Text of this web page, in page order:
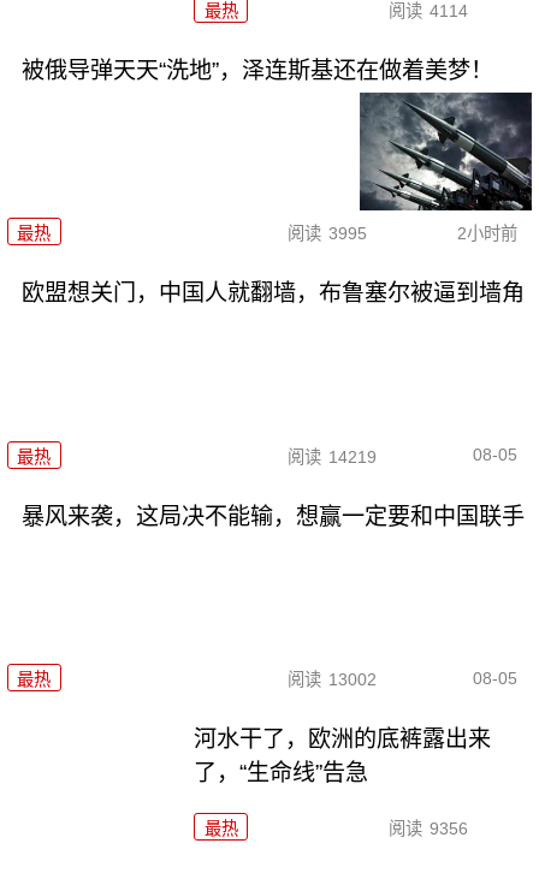
最热 阅读 4114
被俄导弹天天“洗地”，泽连斯基还在做着美梦！
最热 阅读 3995 2小时前
欧盟想关门，中国人就翻墙，布鲁塞尔被逼到墙角
最热 阅读 14219 08-05
暴风来袭，这局决不能输，想赢一定要和中国联手
最热 阅读 13002 08-05
河水干了，欧洲的底裤露出来
了，“生命线”告急
最热 阅读 9356